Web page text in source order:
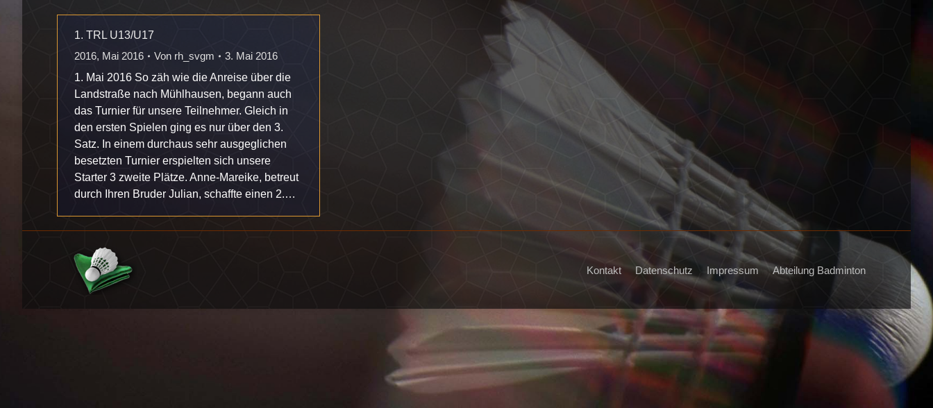
1. TRL U13/U17
2016, Mai 2016 Von rh_svgm
3. Mai 2016
1. Mai 2016 So zäh wie die Anreise über die
Landstraße nach Mühlhausen, begann auch
das Turnier für unsere Teilnehmer. Gleich in
den ersten Spielen ging es nur über den 3.
Satz. In einem durchaus sehr ausgeglichen
besetzten Turnier erspielten sich unsere
Starter 3 zweite Plätze. Anne-Mareike, betreut
durch Ihren Bruder Julian, schaffte einen 2.…
Kontakt Datenschutz Impressum Abteilung Badminton